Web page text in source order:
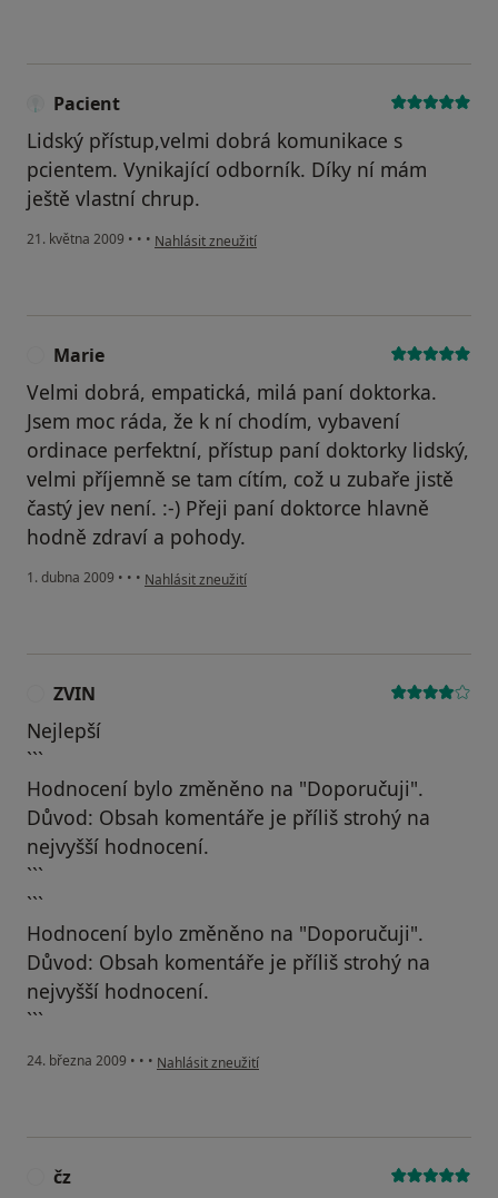
Pacient
Lidský přístup,velmi dobrá komunikace s
pcientem. Vynikající odborník. Díky ní mám
ještě vlastní chrup.
21. května 2009 • • • podle názoru uživatele Pacient
Nahlásit zneužití
Marie
Velmi dobrá, empatická, milá paní doktorka.
Jsem moc ráda, že k ní chodím, vybavení
ordinace perfektní, přístup paní doktorky lidský,
velmi příjemně se tam cítím, což u zubaře jistě
častý jev není. :-) Přeji paní doktorce hlavně
hodně zdraví a pohody.
1. dubna 2009 • • • podle názoru uživatele Marie
Nahlásit zneužití
ZVIN
Nejlepší
```
Hodnocení bylo změněno na "Doporučuji".
Důvod: Obsah komentáře je příliš strohý na
nejvyšší hodnocení.
```
```
Hodnocení bylo změněno na "Doporučuji".
Důvod: Obsah komentáře je příliš strohý na
nejvyšší hodnocení.
```
24. března 2009 • • • podle názoru uživatele ZVIN
Nahlásit zneužití
čz